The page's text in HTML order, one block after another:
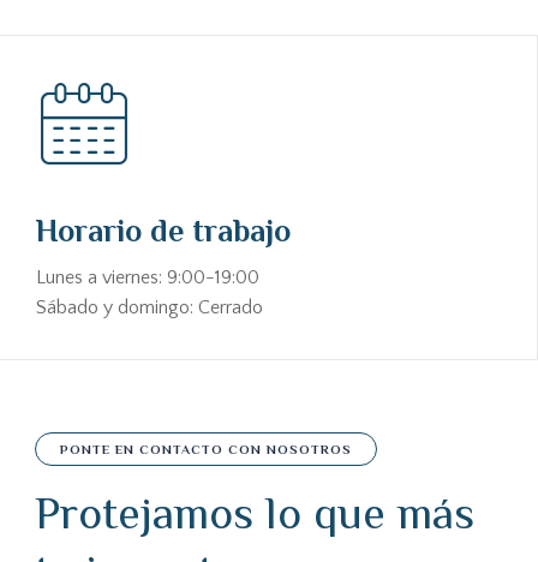
Horario de trabajo
Lunes a viernes: 9:00-19:00
Sábado y domingo: Cerrado
PONTE EN CONTACTO CON NOSOTROS
Protejamos lo que más